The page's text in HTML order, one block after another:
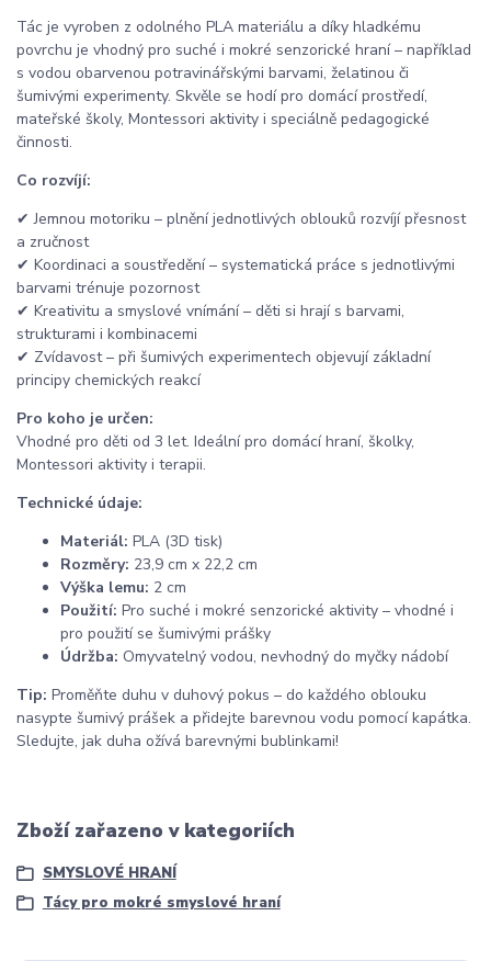
Tác je vyroben z odolného PLA materiálu a díky hladkému
povrchu je vhodný pro suché i mokré senzorické hraní – například
s vodou obarvenou potravinářskými barvami, želatinou či
šumivými experimenty. Skvěle se hodí pro domácí prostředí,
mateřské školy, Montessori aktivity i speciálně pedagogické
činnosti.
Co rozvíjí:
✔ Jemnou motoriku – plnění jednotlivých oblouků rozvíjí přesnost
a zručnost
✔ Koordinaci a soustředění – systematická práce s jednotlivými
barvami trénuje pozornost
✔ Kreativitu a smyslové vnímání – děti si hrají s barvami,
strukturami i kombinacemi
✔ Zvídavost – při šumivých experimentech objevují základní
principy chemických reakcí
Pro koho je určen:
Vhodné pro děti od 3 let. Ideální pro domácí hraní, školky,
Montessori aktivity i terapii.
Technické údaje:
Materiál: PLA (3D tisk)
Rozměry: 23,9 cm x 22,2 cm
Výška lemu: 2 cm
Použití: Pro suché i mokré senzorické aktivity – vhodné i
pro použití se šumivými prášky
Údržba: Omyvatelný vodou, nevhodný do myčky nádobí
Tip: Proměňte duhu v duhový pokus – do každého oblouku
nasypte šumivý prášek a přidejte barevnou vodu pomocí kapátka.
Sledujte, jak duha ožívá barevnými bublinkami!
Zboží zařazeno v kategoriích
SMYSLOVÉ HRANÍ
Tácy pro mokré smyslové hraní